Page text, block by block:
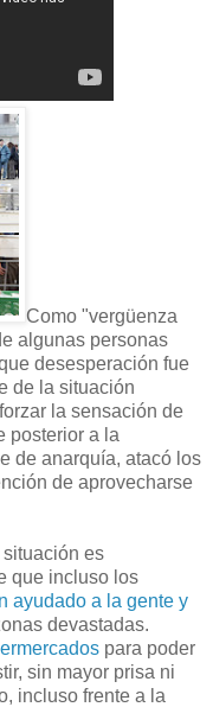
Como "vergüenza
algunas personas
desesperación fue
de la situación
la sensación de
posterior a la
de anarquía, atacó los
de aprovecharse
es
que incluso los
ayudado a la gente y
devastadas.
para poder
sin mayor prisa ni
incluso frente a la